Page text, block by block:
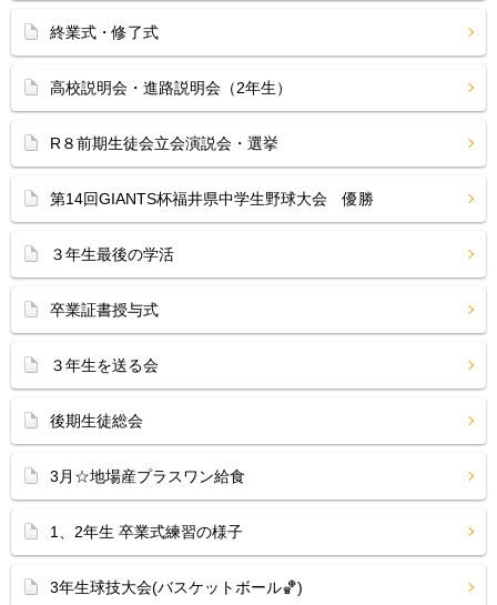
終業式・修了式
高校説明会・進路説明会（2年生）
R８前期生徒会立会演説会・選挙
第14回GIANTS杯福井県中学生野球大会 優勝
３年生最後の学活
卒業証書授与式
３年生を送る会
後期生徒総会
3月☆地場産プラスワン給食
1、2年生 卒業式練習の様子
3年生球技大会(バスケットボール🏀)